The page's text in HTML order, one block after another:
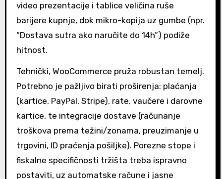
video prezentacije i tablice veličina ruše
barijere kupnje, dok mikro-kopija uz gumbe (npr.
“Dostava sutra ako naručite do 14h”) podiže
hitnost.
Tehnički, WooCommerce pruža robustan temelj.
Potrebno je pažljivo birati proširenja: plaćanja
(kartice, PayPal, Stripe), rate, vaučere i darovne
kartice, te integracije dostave (računanje
troškova prema težini/zonama, preuzimanje u
trgovini, ID praćenja pošiljke). Porezne stope i
fiskalne specifičnosti tržišta treba ispravno
postaviti, uz automatske račune i jasne